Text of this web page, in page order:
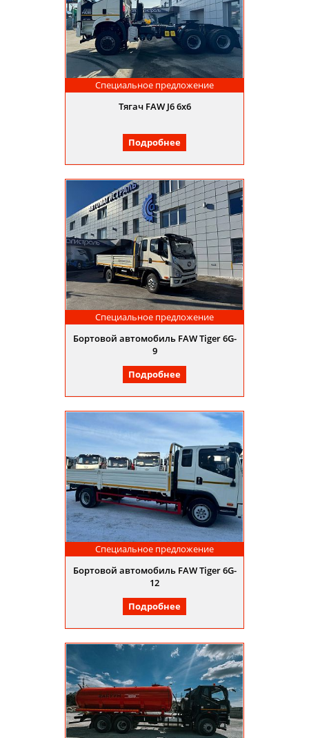
Специальное предложение
Тягач FAW J6 6х6
Подробнее
Специальное предложение
Бортовой автомобиль FAW Tiger 6G-
9
Подробнее
Специальное предложение
Бортовой автомобиль FAW Tiger 6G-
12
Подробнее